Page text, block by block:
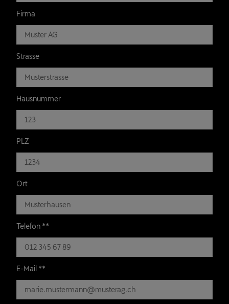
Firma
Strasse
Hausnummer
PLZ
Ort
Telefon **
E-Mail **